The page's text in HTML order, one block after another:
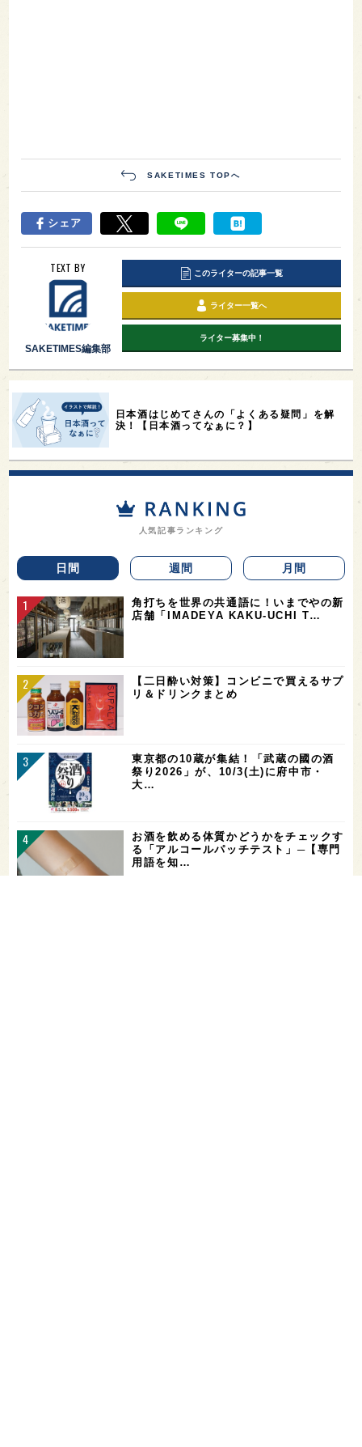
SAKETIMES TOPへ
シェア
TEXT BY
SAKETIMES編集部
このライターの記事一覧
ライター一覧へ
ライター募集中！
日本酒はじめてさんの「よくある疑問」を解
決！【日本酒ってなぁに？】
人気記事ランキング
日間 週間 月間
角打ちを世界の共通語に！いまでやの新
店舗「IMADEYA KAKU-UCHI T…
【二日酔い対策】コンビニで買えるサプ
リ＆ドリンクまとめ
東京都の10蔵が集結！「武蔵の國の酒
祭り2026」が、10/3(土)に府中市・
大…
お酒を飲める体質かどうかをチェックす
る「アルコールパッチテスト」─【専門
用語を知…